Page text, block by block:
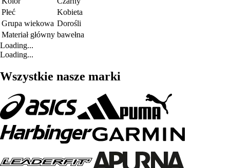
Płeć
Kobieta
Grupa wiekowa Dorośli
Materiał główny bawełna
Loading...
Loading...
Wszystkie nasze marki